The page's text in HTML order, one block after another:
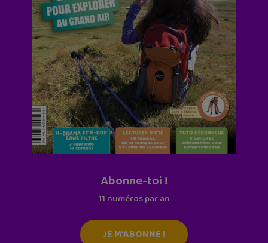
Abonne-toi !
11 numéros par an
JE M'ABONNE !